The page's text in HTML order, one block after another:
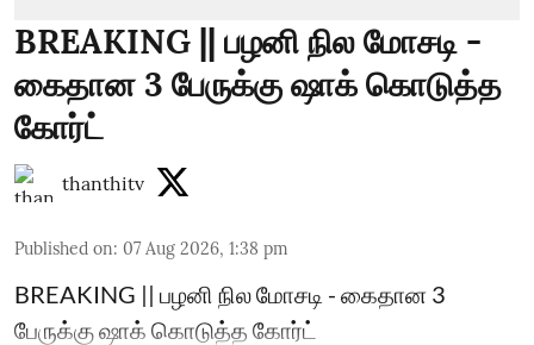
BREAKING || பழனி நில மோசடி -
கைதான 3 பேருக்கு ஷாக் கொடுத்த
கோர்ட்
thanthitv
Published on: 07 Aug 2026, 1:38 pm
BREAKING || பழனி நில மோசடி - கைதான 3
பேருக்கு ஷாக் கொடுத்த கோர்ட்